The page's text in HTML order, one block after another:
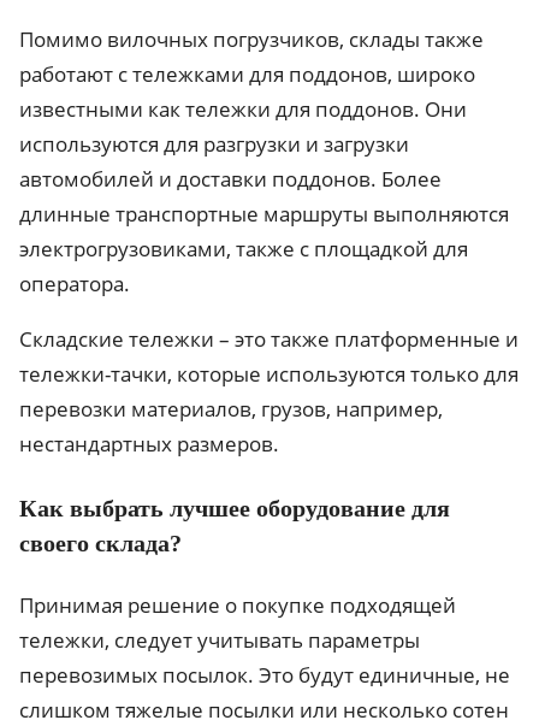
Помимо вилочных погрузчиков, склады также
работают с тележками для поддонов, широко
известными как тележки для поддонов. Они
используются для разгрузки и загрузки
автомобилей и доставки поддонов. Более
длинные транспортные маршруты выполняются
электрогрузовиками, также с площадкой для
оператора.
Складские тележки – это также платформенные и
тележки-тачки, которые используются только для
перевозки материалов, грузов, например,
нестандартных размеров.
Как выбрать лучшее оборудование для
своего склада?
Принимая решение о покупке подходящей
тележки, следует учитывать параметры
перевозимых посылок. Это будут единичные, не
слишком тяжелые посылки или несколько сотен